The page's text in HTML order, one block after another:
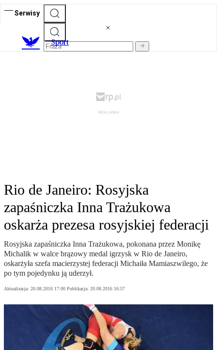
Serwisy
Sport
Rio de Janeiro: Rosyjska
zapaśniczka Inna Trażukowa
oskarża prezesa rosyjskiej federacji
Rosyjska zapaśniczka Inna Trażukowa, pokonana przez Monikę
Michalik w walce brązowy medal igrzysk w Rio de Janeiro,
oskarżyła szefa macierzystej federacji Michaiła Mamiaszwilego, że
po tym pojedynku ją uderzył.
Aktualizacja: 20.08.2016 17:00 Publikacja: 20.08.2016 16:57